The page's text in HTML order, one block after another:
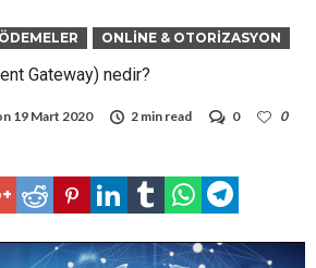
ONLINE & OTORIZASYON
Gateway) nedir?
19 Mart 2020 2 min read 0
0